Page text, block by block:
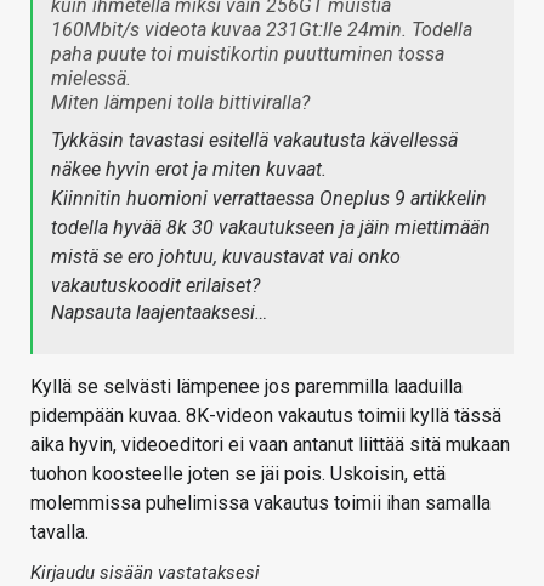
kuin ihmetellä miksi vain 256GT muistia
160Mbit/s videota kuvaa 231Gt:lle 24min. Todella
paha puute toi muistikortin puuttuminen tossa
mielessä.
Miten lämpeni tolla bittiviralla?
Tykkäsin tavastasi esitellä vakautusta kävellessä
näkee hyvin erot ja miten kuvaat.
Kiinnitin huomioni verrattaessa Oneplus 9 artikkelin
todella hyvää 8k 30 vakautukseen ja jäin miettimään
mistä se ero johtuu, kuvaustavat vai onko
vakautuskoodit erilaiset?
Napsauta laajentaaksesi…
Kyllä se selvästi lämpenee jos paremmilla laaduilla
pidempään kuvaa. 8K-videon vakautus toimii kyllä tässä
aika hyvin, videoeditori ei vaan antanut liittää sitä mukaan
tuohon koosteelle joten se jäi pois. Uskoisin, että
molemmissa puhelimissa vakautus toimii ihan samalla
tavalla.
Kirjaudu sisään vastataksesi